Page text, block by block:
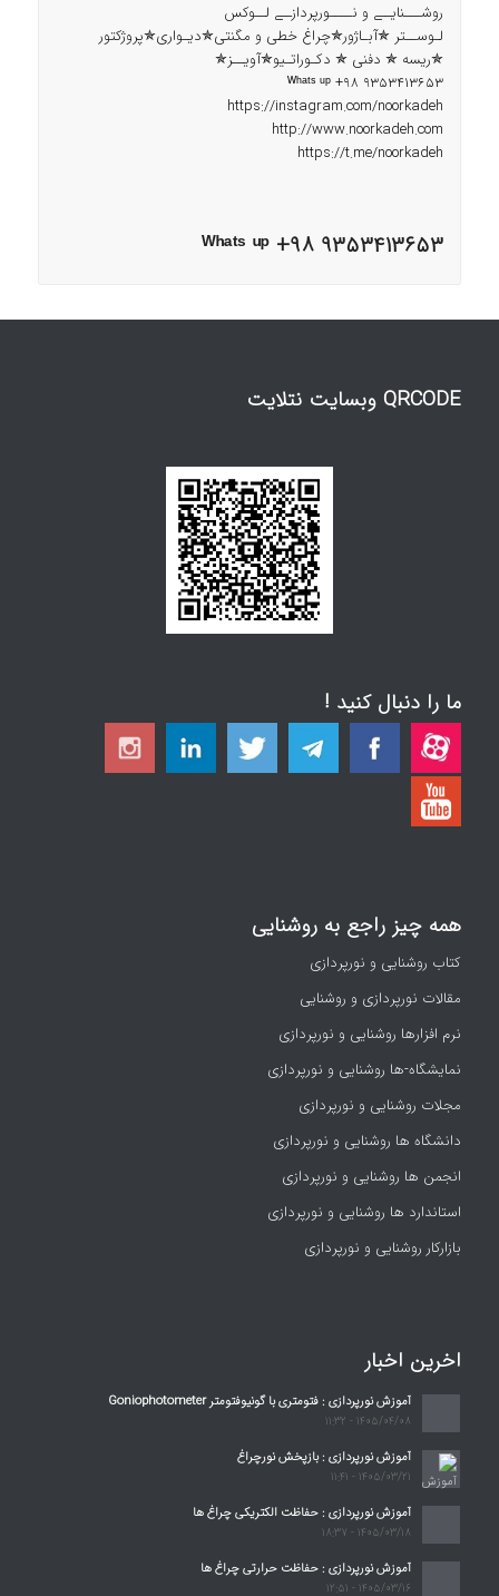
روشـــنایــے و نــــورپردازــے لــوکس
لـوســتر ✯آبـاژور✯چراغ خطی و مگنتی✯دیـواری✯پروژکتور
✯ریسه ✯ دفنی ✯ دکـوراتـیو✯آویــز✯
ᵂʰᵃᵗˢ ᵘᵖ +98 9353413653
https://instagram.com/noorkadeh
http://www.noorkadeh.com
https://t.me/noorkadeh
ᵂʰᵃᵗˢ ᵘᵖ +98 9353413653
QRCODE وبسایت نتلایت
ما را دنبال کنید !
همه چیز راجع به روشنایی
کتاب روشنایی و نورپردازی
مقالات نورپردازی و روشنایی
نرم افزارها روشنایی و نورپردازی
نمایشگاه-ها روشنایی و نورپردازی
مجلات روشنایی و نورپردازی
دانشگاه ها روشنایی و نورپردازی
انجمن ها روشنایی و نورپردازی
استاندارد ها روشنایی و نورپردازی
بازارکار روشنایی و نورپردازی
اخرین اخبار
آموزش نورپردازی : فتومتری با گونیوفتومتر Goniophotometer
1405/04/08 - 11:32
آموزش نورپردازی : بازپخش نورچراغ
1405/03/21 - 11:41
آموزش نورپردازی : حفاظت الکتریکی چراغ ها
1405/03/18 - 18:37
آموزش نورپردازی : حفاظت حرارتی چراغ ها
1405/03/16 - 12:51